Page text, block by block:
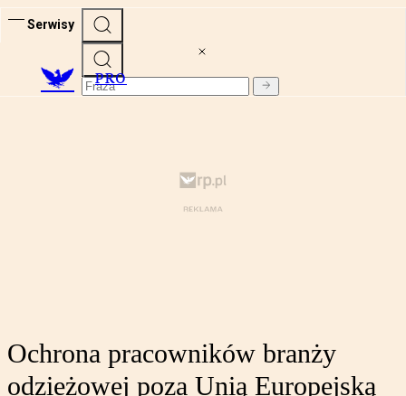
Serwisy
PRO
Ochrona pracowników branży
odzieżowej poza Unią Europejską